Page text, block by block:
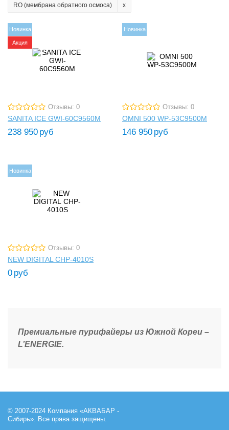
RO (мембрана обратного осмоса)
Новинка
Акция
Отзывы: 0
SANITA ICE GWI-60C9560M
238 950 руб
Новинка
Отзывы: 0
OMNI 500 WP-53C9500M
146 950 руб
Новинка
Отзывы: 0
NEW DIGITAL CHP-4010S
0 руб
Премиальные пурифайеры из Южной Кореи –
L’ENERGIE.
© 2007-2024 Компания «АКВАБАР -
Сибирь». Все права защищены.